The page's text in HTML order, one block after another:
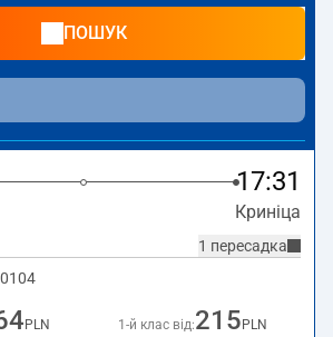
Криніца.
ПОШУК
17:31
Криніца
1 пересадка
PLN 1-й клас від:215 PLN